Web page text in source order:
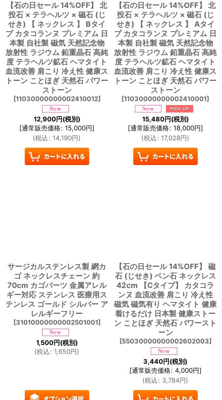
【石の日セール 14%OFF】 北
投石 × テラヘルツ × 磁石 (じ
せき) 【 ネックレス 】 Bタイ
プ カタコランヌ プレミアム 日
本製 自社製 磁気 天然記念物
放射性 ラジウム 鉛重晶石 高純
度 テラヘルツ鉱石 ヘマタイト
血流改善 肩こり 冷え性 健康ス
トーン ことほぎ 天然石 パワー
ストーン
[11030000000002410012]
12,900円(税別)
[通常販売価格: 15,000円]
(税込: 14,190円)
【石の日セール 14%OFF】 北
投石 × テラヘルツ × 磁石 (じ
せき) 【 ネックレス 】 Aタイ
プ カタコランヌ プレミアム 日
本製 自社製 磁気 天然記念物
放射性 ラジウム 鉛重晶石 高純
度 テラヘルツ鉱石 ヘマタイト
血流改善 肩こり 冷え性 健康ス
トーン ことほぎ 天然石 パワー
ストーン
[11030000000002410001]
15,480円(税別)
[通常販売価格: 18,000円]
(税込: 17,028円)
サージカルステンレス製 網カ
ゴ ネックレスチェーン 約
70cm カゴパーツ 金属アレル
ギー対応 ステンレス 医療用ス
テンレス ゴールド シルバー ア
レルギーフリー
[31010000000002501001]
1,500円(税別)
(税込: 1,650円)
【石の日セール 14%OFF】 磁
石 (じせき) ベン石 ネックレス
42cm 【Cタイプ】 カタコラ
ンヌ 血流改善 肩こり 冷え性
磁気 磁気有り ヘマタイト 健康
着けるだけ 日本製 健康ストー
ン ことほぎ 天然石 パワースト
ーン
[55030000000002602003]
3,440円(税別)
[通常販売価格: 4,000円]
(税込: 3,784円)